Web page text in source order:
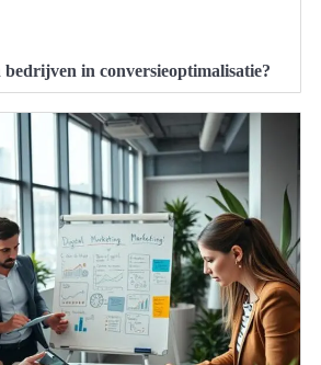
in conversieoptimalisatie?